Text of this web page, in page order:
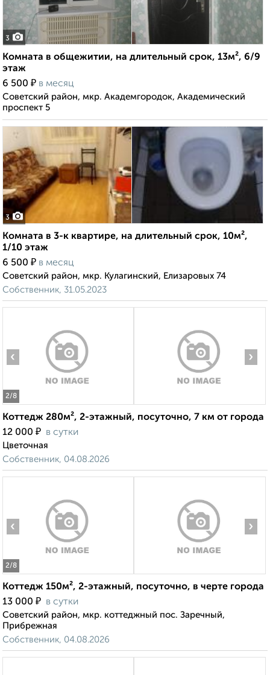
3
Комната в общежитии, на длительный срок, 13м², 6/9
этаж
6 500 ₽ в месяц
Советский район, мкр. Академгородок, Академический
проспект 5
3
Комната в 3-к квартире, на длительный срок, 10м²,
1/10 этаж
6 500 ₽ в месяц
Советский район, мкр. Кулагинский, Елизаровых 74
Собственник, 31.05.2023
2/8
‹ ›
Коттедж 280м², 2-этажный, посуточно, 7 км от города
12 000 ₽ в сутки
Цветочная
Собственник, 04.08.2026
2/8
‹ ›
Коттедж 150м², 2-этажный, посуточно, в черте города
13 000 ₽ в сутки
Советский район, мкр. коттеджный пос. Заречный,
Прибрежная
Собственник, 04.08.2026